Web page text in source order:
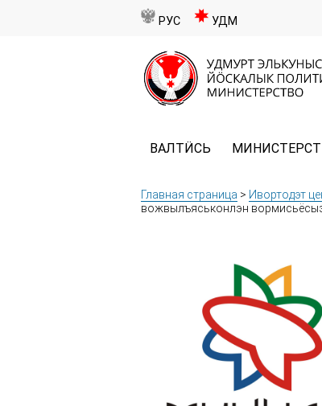
РУС УДМ
ВАЛТӤСЬ
Главная страница > Ивортодэт
вожвылъяськонлэн